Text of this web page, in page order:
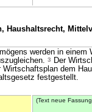
Haushaltsrecht,
werden in
3
Der
dem
festgestellt.
(Text neue